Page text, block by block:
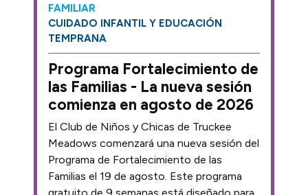
FAMILIAR
CUIDADO INFANTIL Y EDUCACIÓN
TEMPRANA
Programa Fortalecimiento de
las Familias - La nueva sesión
comienza en agosto de 2026
El Club de Niños y Chicas de Truckee
Meadows comenzará una nueva sesión del
Programa de Fortalecimiento de las
Familias el 19 de agosto. Este programa
gratuito de 9 semanas está diseñado para